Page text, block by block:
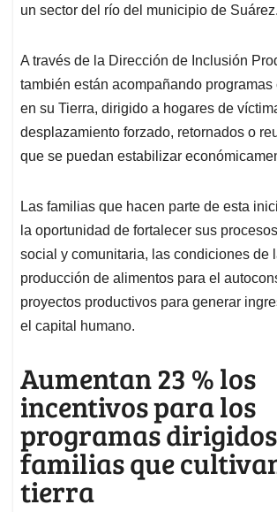
un sector del río del municipio de Suárez.
A través de la Dirección de Inclusión
también están acompañando
en su Tierra, dirigido a hogares de
desplazamiento forzado, retornados o
que se puedan estabilizar
Las familias que hacen parte de esta
la oportunidad de fortalecer sus
social y comunitaria, las condiciones de
producción de alimentos para el
proyectos productivos para generar
el capital humano.
Aumentan 23 % los
incentivos para los
programas
familias que
tierra